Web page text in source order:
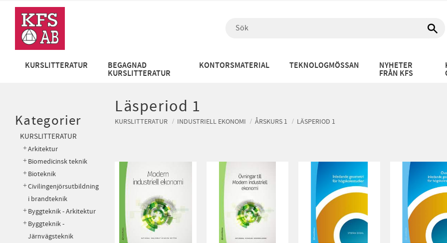
KURSLITTERATUR BEGAGNAD
KURSLITTERATUR
KONTORSMATERIAL TEKNOLOGMÖSSAN NYHETER
FRÅN KFS
Läsperiod 1
KURSLITTERATUR INDUSTRIELL EKONOMI ÅRSKURS 1 LÄSPERIOD 1
Kategorier
KURSLITTERATUR
Arkitektur
Biomedicinsk teknik
Bioteknik
Civilingenjörsutbildning
i brandteknik
Byggteknik - Arkitektur
Byggteknik -
Järnvägsteknik